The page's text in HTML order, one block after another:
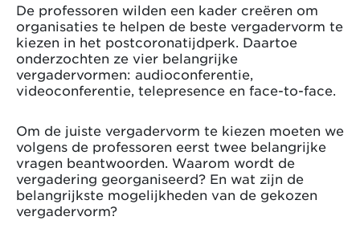
De professoren wilden een kader creëren om
organisaties te helpen de beste vergadervorm te
kiezen in het postcoronatijdperk. Daartoe
onderzochten ze vier belangrijke
vergadervormen: audioconferentie,
videoconferentie, telepresence en face-to-face.
Om de juiste vergadervorm te kiezen moeten we
volgens de professoren eerst twee belangrijke
vragen beantwoorden. Waarom wordt de
vergadering georganiseerd? En wat zijn de
belangrijkste mogelijkheden van de gekozen
vergadervorm?